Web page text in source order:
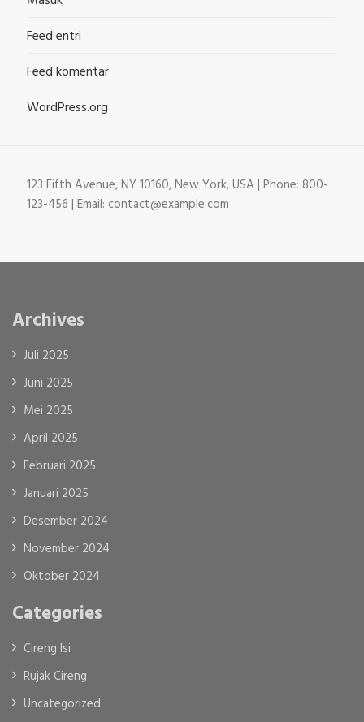
Feed entri
Feed komentar
WordPress.org
123 Fifth Avenue, NY 10160, New York, USA | Phone: 800-
123-456 | Email: contact@example.com
Archives
Juli 2025
Juni 2025
Mei 2025
April 2025
Februari 2025
Januari 2025
Desember 2024
November 2024
Oktober 2024
Categories
Cireng Isi
Rujak Cireng
Uncategorized